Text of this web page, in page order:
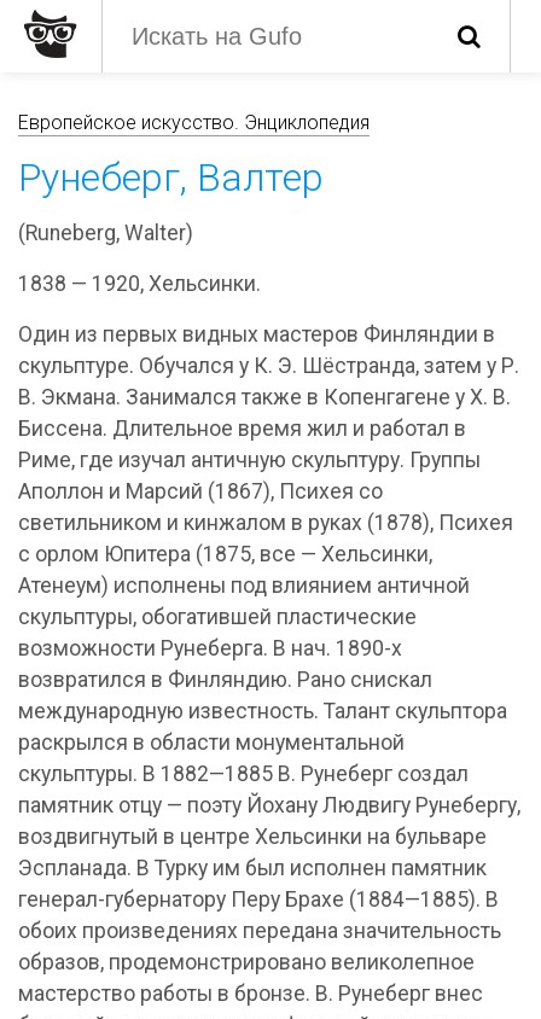
Европейское искусство. Энциклопедия
Рунеберг, Валтер
(Runeberg, Walter)
1838 — 1920, Хельсинки.
Один из первых видных мастеров Финляндии в
скульптуре. Обучался у К. Э. Шёстранда, затем у Р.
В. Экмана. Занимался также в Копенгагене у Х. В.
Биссена. Длительное время жил и работал в
Риме, где изучал античную скульптуру. Группы
Аполлон и Марсий (1867), Психея со
светильником и кинжалом в руках (1878), Психея
с орлом Юпитера (1875, все — Хельсинки,
Атенеум) исполнены под влиянием античной
скульптуры, обогатившей пластические
возможности Рунеберга. В нач. 1890-х
возвратился в Финляндию. Рано снискал
международную известность. Талант скульптора
раскрылся в области монументальной
скульптуры. В 1882—1885 В. Рунеберг создал
памятник отцу — поэту Йохану Людвигу Рунебергу,
воздвигнутый в центре Хельсинки на бульваре
Эспланада. В Турку им был исполнен памятник
генерал-губернатору Перу Брахе (1884—1885). В
обоих произведениях передана значительность
образов, продемонстрировано великолепное
мастерство работы в бронзе. В. Рунеберг внес